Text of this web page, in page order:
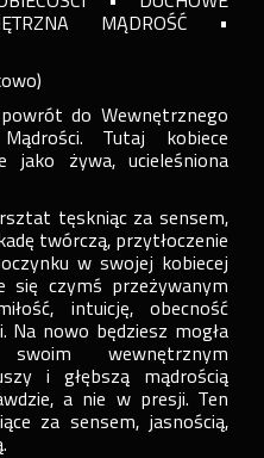
MĄDROŚĆ •
do Wewnętrznego
Tutaj kobiece
jako żywa, ucieleśniona
tęskniąc za sensem,
twórczą, przytłoczenie
w swojej kobiecej
się czymś przeżywanym
intuicję, obecność
Na nowo będziesz mogła
wewnętrznym
i głębszą mądrością
a nie w presji. Ten
za sensem, jasnością,